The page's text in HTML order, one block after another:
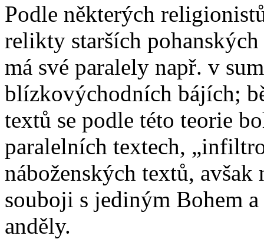
Podle některých
relikty starších
má své paralely např. v
blízkovýchodních bájích;
textů se podle této teorie
paralelních textech,
náboženských textů,
souboji s jediným Bohem
anděly.